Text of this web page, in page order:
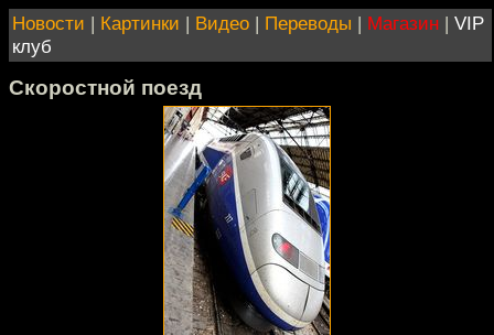
Новости | Картинки | Видео | Переводы | Магазин | VIP
клуб
Скоростной поезд